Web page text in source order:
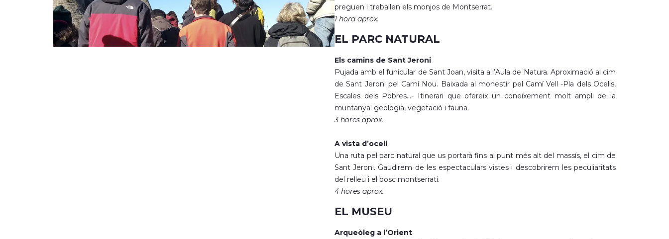
preguen i treballen els monjos de Montserrat.
1 hora aprox.
EL PARC NATURAL
Els camins de Sant Jeroni
Pujada amb el funicular de Sant Joan, visita a l’Aula de Natura. Aproximació al cim
de Sant Jeroni pel Camí Nou. Baixada al monestir pel Camí Vell -Pla dels Ocells,
Escales dels Pobres...- Itinerari que ofereix un coneixement molt ampli de la
muntanya: geologia, vegetació i fauna.
3 hores aprox.
A vista d’ocell
Una ruta pel parc natural que us portarà fins al punt més alt del massís, el cim de
Sant Jeroni. Gaudirem de les espectaculars vistes i descobrirem les peculiaritats
del relleu i el bosc montserratí.
4 hores aprox.
EL MUSEU
Arqueòleg a l’Orient